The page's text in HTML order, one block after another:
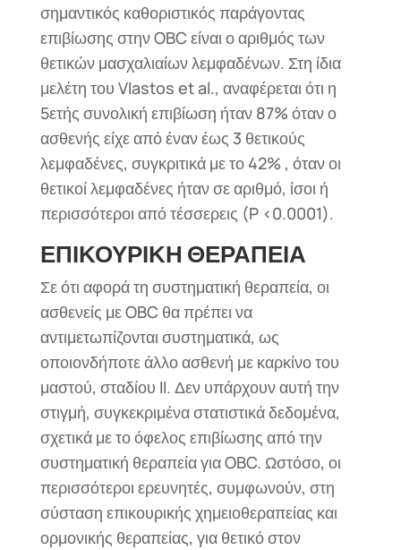
σημαντικός καθοριστικός παράγοντας
επιβίωσης στην OBC είναι ο αριθμός των
θετικών μασχαλιαίων λεμφαδένων. Στη ίδια
μελέτη του Vlastos et al., αναφέρεται ότι η
5ετής συνολική επιβίωση ήταν 87% όταν ο
ασθενής είχε από έναν έως 3 θετικούς
λεμφαδένες, συγκριτικά με το 42% , όταν οι
θετικοί λεμφαδένες ήταν σε αριθμό, ίσοι ή
περισσότεροι από τέσσερεις (P <0.0001).
ΕΠΙΚΟΥΡΙΚΗ ΘΕΡΑΠΕΙΑ
Σε ότι αφορά τη συστηματική θεραπεία, οι
ασθενείς με OBC θα πρέπει να
αντιμετωπίζονται συστηματικά, ως
οποιονδήποτε άλλο ασθενή με καρκίνο του
μαστού, σταδίου II. Δεν υπάρχουν αυτή την
στιγμή, συγκεκριμένα στατιστικά δεδομένα,
σχετικά με το όφελος επιβίωσης από την
συστηματική θεραπεία για OBC. Ωστόσο, οι
περισσότεροι ερευνητές, συμφωνούν, στη
σύσταση επικουρικής χημειοθεραπείας και
ορμονικής θεραπείας, για θετικό στον